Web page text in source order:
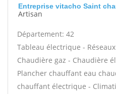
Entreprise vitacho Saint
Artisan
Département: 42
Tableau électrique -
Chaudière gaz - Chaudière
Plancher chauffant eau
chauffant électrique -